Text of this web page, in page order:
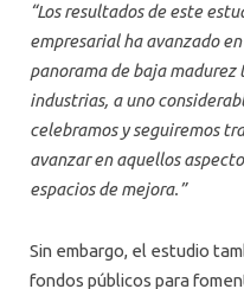
“Los resultados de este
empresarial ha avanzado
panorama de baja
industrias, a uno
celebramos y seguiremos
avanzar en aquellos
espacios de mejora.”
Sin embargo, el estudio
fondos públicos para